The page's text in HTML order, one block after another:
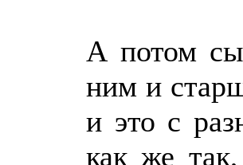
А потом
ним и
и это с
как же